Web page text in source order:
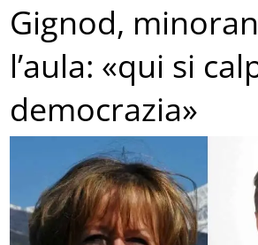
Gignod,
l’aula: «qui si
democrazia»